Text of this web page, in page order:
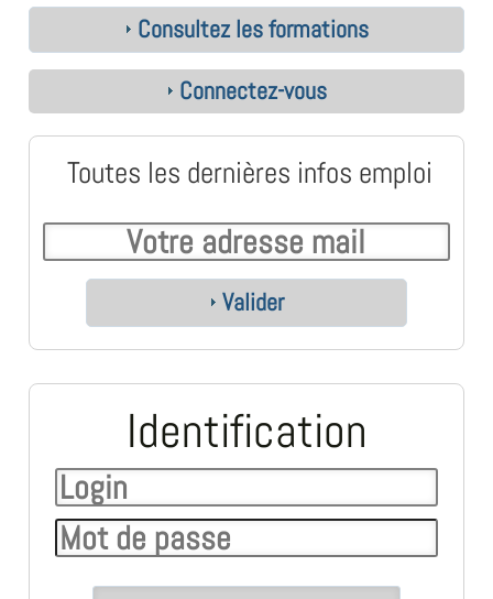
Consultez les formations
Connectez-vous
Toutes les dernières infos emploi
Valider
Identification